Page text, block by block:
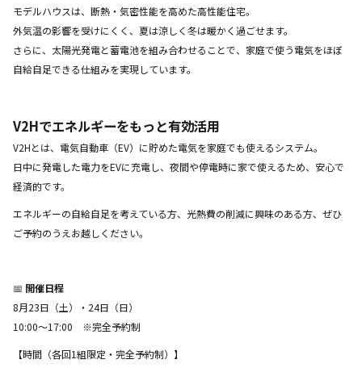
モデルハウスは、断熱・気密性能を高めた高性能住宅。
外気温の影響を受けにくく、夏は涼しく冬は暖かく過ごせます。
さらに、太陽光発電と蓄電池を組み合わせることで、家庭で使う電気をほぼ
自給自足できる仕組みを実現しています。
V2Hでエネルギーをもっと有効活用
V2Hとは、電気自動車（EV）に貯めた電気を家庭でも使えるシステム。
日中に発電した電力をEVに充電し、夜間や停電時に家で使えるため、安心で
経済的です。
エネルギーの自給自足を考えている方、光熱費の削減に興味のある方、ぜひ
ご予約のうえお越しください。
📅 開催日程
8月23日（土）・24日（日）
10:00～17:00 ※完全予約制
【時間（各回1組限定・完全予約制）】